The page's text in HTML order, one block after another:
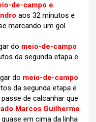
de-campo e
aos 32 minutos e
marcando um gol
do meio-de-campo
da segunda etapa e
do meio-de-campo
da segunda etapa e
de calcanhar que
Marcos Guilherme
em cima da linha